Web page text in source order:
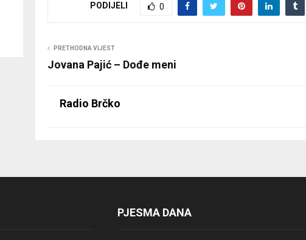
PODIJELI 0
PRETHODNA VIJEST
Jovana Pajić – Dođe meni
Radio Brčko
PJESMA DANA